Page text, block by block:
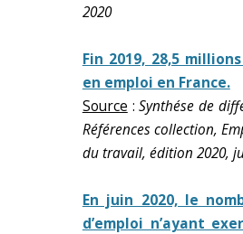
2020
Fin 2019, 28,5
en emploi en France.
Source :Synthése de
Références collection,
du travail, édition 2020,
En juin 2020, le
d’emploi n’ayant